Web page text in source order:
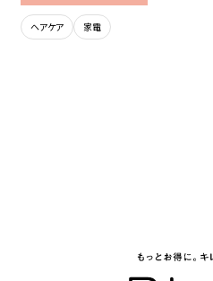
ヘアケア 家電